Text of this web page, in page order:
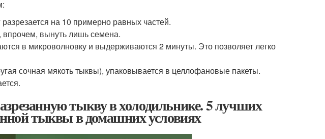
на 10 примерно равных частей.
вынуть лишь семена.
в микроволновку и выдерживаются 2 минуты. Это позволяет легко
сочная мякоть тыквы), упаковывается в целлофановые пакеты.
тыкву в холодильнике. 5 лучших
тыквы в домашних условиях